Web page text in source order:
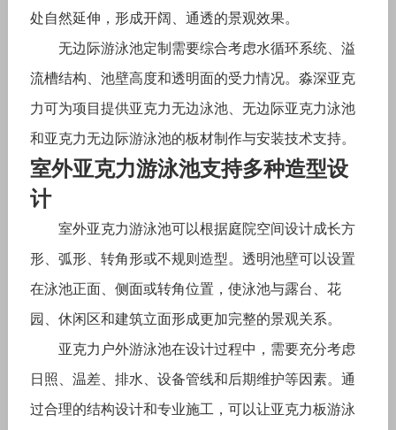
处自然延伸，形成开阔、通透的景观效果。
无边际游泳池定制需要综合考虑水循环系统、溢
流槽结构、池壁高度和透明面的受力情况。淼深亚克
力可为项目提供亚克力无边泳池、无边际亚克力泳池
和亚克力无边际游泳池的板材制作与安装技术支持。
室外亚克力游泳池支持多种造型设
计
室外亚克力游泳池可以根据庭院空间设计成长方
形、弧形、转角形或不规则造型。透明池壁可以设置
在泳池正面、侧面或转角位置，使泳池与露台、花
园、休闲区和建筑立面形成更加完整的景观关系。
亚克力户外游泳池在设计过程中，需要充分考虑
日照、温差、排水、设备管线和后期维护等因素。通
过合理的结构设计和专业施工，可以让亚克力板游泳